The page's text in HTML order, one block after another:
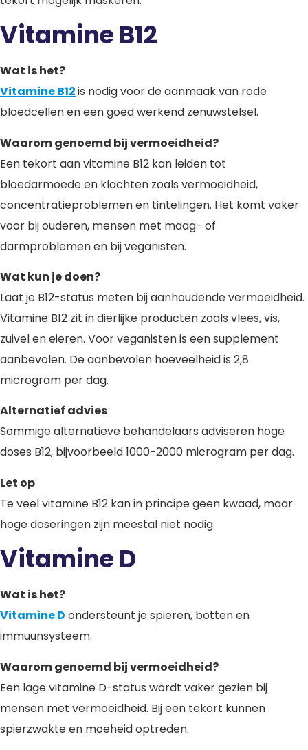
Vitamine B12
Wat is het?
Vitamine B12is nodig voor de aanmaak van rode
bloedcellen en een goed werkend zenuwstelsel.
Waarom genoemd bij vermoeidheid?
Een tekort aan vitamine B12 kan leiden tot
bloedarmoede en klachten zoals vermoeidheid,
concentratieproblemen en tintelingen. Het komt vaker
voor bij ouderen, mensen met maag- of
darmproblemen en bij veganisten.
Wat kun je doen?
Laat je B12-status meten bij aanhoudende vermoeidheid.
Vitamine B12 zit in dierlijke producten zoals vlees, vis,
zuivel en eieren. Voor veganisten is een supplement
aanbevolen. De aanbevolen hoeveelheid is 2,8
microgram per dag.
Alternatief advies
Sommige alternatieve behandelaars adviseren hoge
doses B12, bijvoorbeeld 1000-2000 microgram per dag.
Let op
Te veel vitamine B12 kan in principe geen kwaad, maar
hoge doseringen zijn meestal niet nodig.
Vitamine D
Wat is het?
Vitamine D ondersteunt je spieren, botten en
immuunsysteem.
Waarom genoemd bij vermoeidheid?
Een lage vitamine D-status wordt vaker gezien bij
mensen met vermoeidheid. Bij een tekort kunnen
spierzwakte en moeheid optreden.